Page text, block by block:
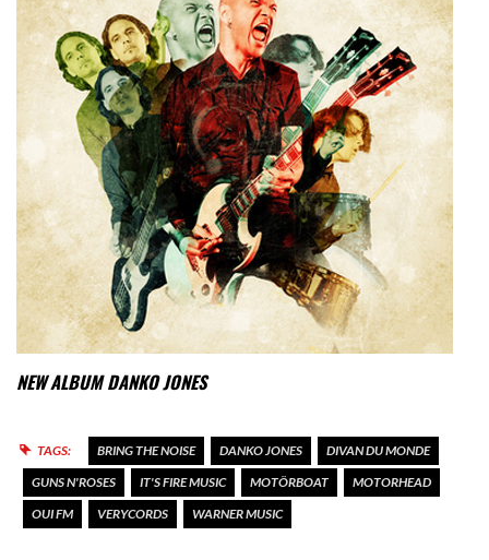
NEW ALBUM DANKO JONES
TAGS: BRING THE NOISE DANKO JONES
DIVAN DU MONDE
GUNS N'ROSES
IT'S FIRE MUSIC MOTÖRBOAT
MOTORHEAD
OUI FM
VERYCORDS WARNER MUSIC